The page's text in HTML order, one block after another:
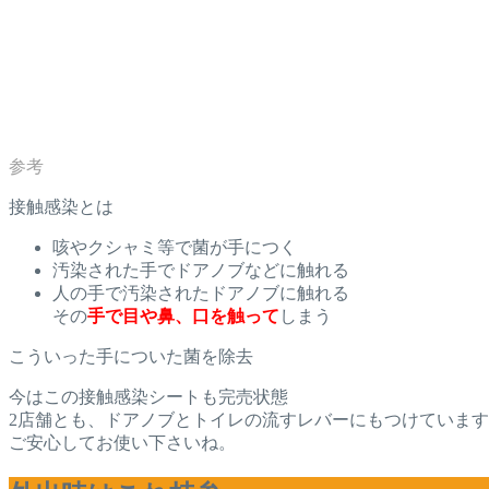
接触感染とは
咳やクシャミ等で菌が手につく
汚染された手でドアノブなどに触れる
人の手で汚染されたドアノブに触れる
その手で目や鼻、口を触って しまう
こういった手についた菌を除去
今はこの接触感染シートも完売状態
2店舗とも、ドアノブとトイレの流すレバーにもつけていま
ご安心してお使い下さいね。